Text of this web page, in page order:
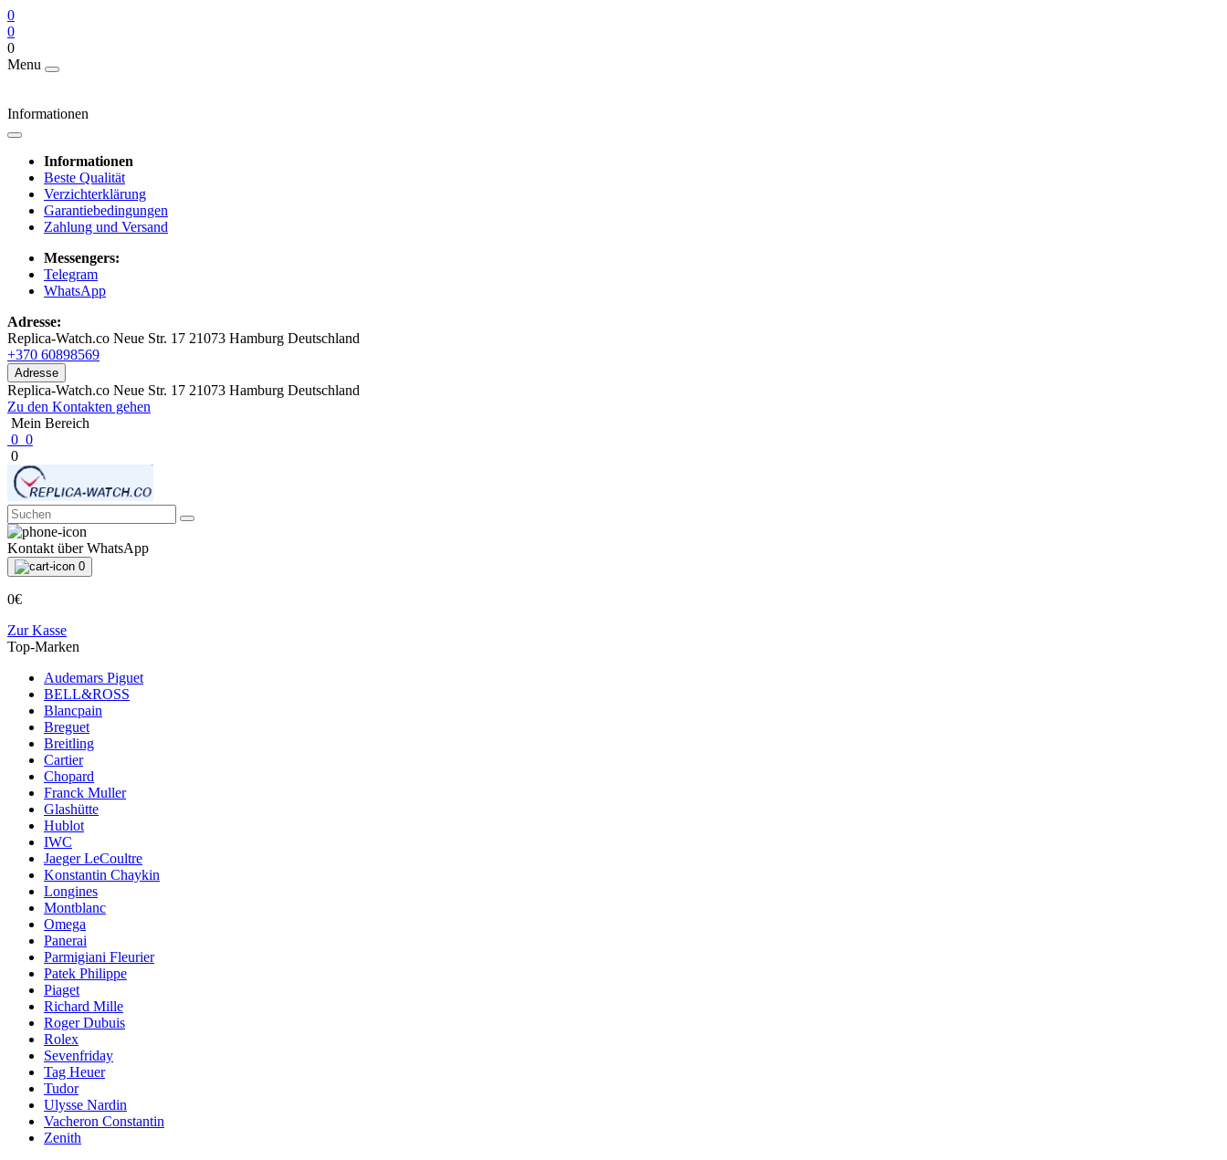
0
0
0
Menu
Informationen
Informationen
Beste Qualität
Verzichterklärung
Garantiebedingungen
Zahlung und Versand
Messengers:
Telegram
WhatsApp
Adresse:
Replica-Watch.co Neue Str. 17 21073 Hamburg Deutschland
+370 60898569
Adresse
Replica-Watch.co Neue Str. 17 21073 Hamburg Deutschland
Zu den Kontakten gehen
Mein Bereich
0 0
0
Kontakt über WhatsApp
0
0€
Zur Kasse
Top-Marken
Audemars Piguet
BELL&ROSS
Blancpain
Breguet
Breitling
Cartier
Chopard
Franck Muller
Glashütte
Hublot
IWC
Jaeger LeCoultre
Konstantin Chaykin
Longines
Montblanc
Omega
Panerai
Parmigiani Fleurier
Patek Philippe
Piaget
Richard Mille
Roger Dubuis
Rolex
Sevenfriday
Tag Heuer
Tudor
Ulysse Nardin
Vacheron Constantin
Zenith